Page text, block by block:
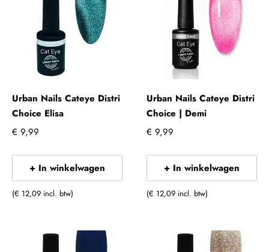
Urban Nails Cateye Distri
Choice Elisa
€ 9,99
+ In winkelwagen
(€ 12,09 incl. btw)
Urban Nails Cateye Distri
Choice | Demi
€ 9,99
+ In winkelwagen
(€ 12,09 incl. btw)